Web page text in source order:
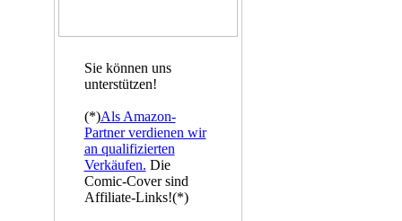
Sie können uns
unterstützen!
(*)Als Amazon-
Partner verdienen wir
an qualifizierten
Verkäufen. Die
Comic-Cover sind
Affiliate-Links!(*)